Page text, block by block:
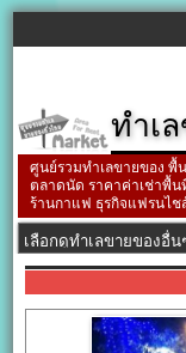
ทำเ
ศูนย์รวมทำเลขายของ พื้
ตลาดนัด ราคาค่าเช่าพื้น
ร้านกาแฟ ธุรกิจแฟรนไช